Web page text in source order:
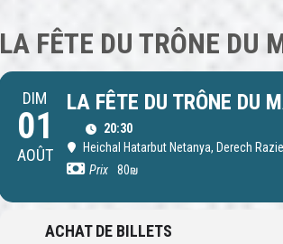
LA FÊTE DU TRÔNE DU
DIM
01
AOÛT
LA FÊTE DU TRÔNE DU
20:30
Heichal Hatarbut Netanya, Derech
Prix
80₪
ACHAT DE BILLETS